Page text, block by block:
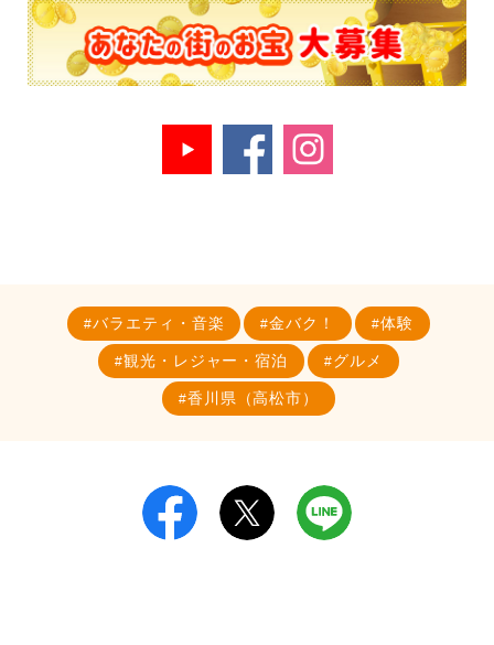
バラエティ・音楽 金バク！ 体験
観光・レジャー・宿泊 グルメ
香川県（高松市）